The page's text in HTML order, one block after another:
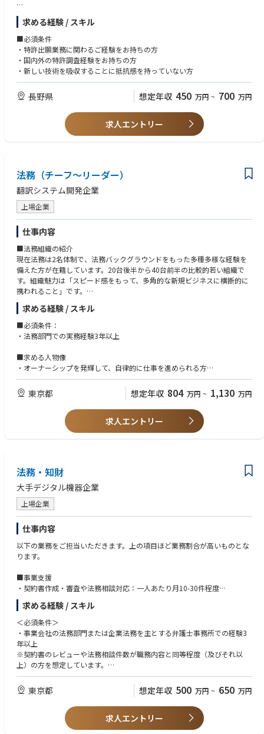
特許事務所やアウトソーシング企業と異なり、開発現場に足を運び、少し
でも特許としての可能性があるタネがないかを自分たちの目で探すことも
重要な仕事の一つです。
そこに『新しさと違い』を見出し、世界に展開させていく仕事をお願いし
たいと考えております。
領域を広げています。
新技術は特許取得に向けてのスピードや特許範囲が重要な生命線となりま
その重要なポジションを私たちと一緒にになっていただき、活躍いただけ
る人材を募集いたします。
求める経験 / スキル
■必須条件
・特許出願業務に関わるご経験をお持ちの方
・国内外の特許調査経験をお持ちの方
・新しい技術を吸収することに抵抗感を持っていない方
長野県 想定年収 450 万円 ~ 700 万円
求人エントリー
法務（チーフ～リーダー）
翻訳システム開発企業
上場企業
仕事内容
■法務組織の紹介
現在法務は2名体制で、法務バックグラウンドをもった多種多様な経験を
備えた方が在籍しています。20台後半から40台前半の比較的若い組織で
す。組織魅力は「スピード感をもって、多角的な新規ビジネスに横断的に
携われること」です。
資格の有無を問わず、失敗を恐れず新しいことに挑戦したい、最先端やテ
クノロジービジネスに係わりたい、法務の組織構築に一緒に参画したいと
いう意欲のある方を求めています。
■業務内容
・契約書関連業務：日英の契約書ドラフト・レビュー（ライセンス契約、
約、人材紹介契約等の作成・審査ドラフト作成だけでなく、新規事業や製
品内容をヒアリングし、契約書に起こす）
・法務DD、投資先・業務提携先との契約交渉他
・契約業務のSimple化、効率化、生産性向上
・法律相談業務：新規事業の立ち上げの際のリサーチ、広告キャンペーン
・稟議書関連業務：稟議書内容の確認や承認進行管理
・コーポレート法務：株主総会、取締役会の対応、子会社管理等
・その他：法務業務に関わる庶務全般、顧問弁護士との調整、対応
■この仕事の魅力
・風通しがよく、コミュニケーションが活発な法務です。
・積極的なチャレンジを推奨し、よい失敗をとがめない風土の中で、切磋
琢磨できます。
・ビジネス法務だけでなく、ガバナンスやコンプライアンス関連業務にも
きます。
・経営層と法務が密接に連携しているため、法務担当者も経営判断に参画
できます。
・全部門の法務業務に携わるため、他部門とコミュニケーションを図りな
がら多種多様な案件に初期段階から契約書作成や法令調査で関与するた
め、スキルアップにつながります。
・合理的な意見はすぐに取り入れる環境のため、これまでの経験・知見を
活かしながら新しいことにチャレンジできます。
・各分野で著明な大手事務所所属の顧問弁護士とやりとりする機会が豊富
にあります。
求める経験 / スキル
■必須条件：
・法務部門での実務経験3年以上
■求める人物像
・オーナーシップを発輝して、自律的に仕事を進められる方
・理念に共感し、法務から会社貢献したいという思いをお持ちの方
東京都 想定年収 804 万円 ~ 1,130 万円
求人エントリー
法務・知財
大手デジタル機器企業
上場企業
仕事内容
以下の業務をご担当いただきます。上の項目ほど業務割合が高いものとな
ります。
■事業支援
・契約書作成・審査や法務相談対応：一人あたり月10-30件程度
・上長指導のもと、契約書の作成・審査業務などを行っていただきます
※約1-2割程度が英文対応となります。（テンプレートがないゼロの状
態からの作成は本ポジションでは想定していません）
■プロジェクト支援
・上長指導のもと、M&Aや新規商材の立ち上げ対応などのプロジェクトの
一員として、法的側面でプロジェクトを推進します
※本ポジション想定のグレードの方は、だいたい一人あたり2－3件のプロ
■インシデント対応支援
・上長指導のもと、訴訟対応・トラブル対応などの案件に対応いただきま
社外弁護士と部署の間にたってやりとり等も発生します
※会社の定める職務の範囲で今後変更となる可能性があります
求める経験 / スキル
＜必須条件＞
・事業会社の法務部門または企業法務を主とする弁護士事務所での経験3
年以上
※契約書のレビューや法務相談件数が職務内容と同等程度（及びそれ以
上）の方を想定しています。
・英文契約書の作成・審査のご経験がおありであること
＜歓迎条件＞
・英語力：契約書レビュー以外でメールや、会議出席等のコミュニケーシ
ョンができるレベル
・メーカーにおける一連の製品開発・販売プロセスに関する経験（自社製
品の開発、仕入れ、販売に関する契約書作成など）
東京都 想定年収 500 万円 ~ 650 万円
求人エントリー